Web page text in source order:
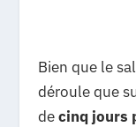
Bien que le
déroule que
decinq jours